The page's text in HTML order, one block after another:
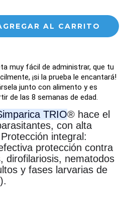
muy fácil de administrar, que tu
¡si la prueba le encantará!
junto con alimento y es
de las 8 semanas de edad.
TRIO® hace el
con alta
integral:
protección contra
dirofilariosis, nematodos
y fases larvarias de